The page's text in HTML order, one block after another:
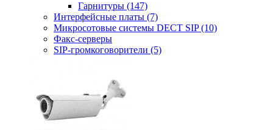
Гарнитуры (147)
Интерфейсные платы (7)
Микросотовые системы DECT SIP(10)
Факс-серверы
SIP-громкоговорители (5)